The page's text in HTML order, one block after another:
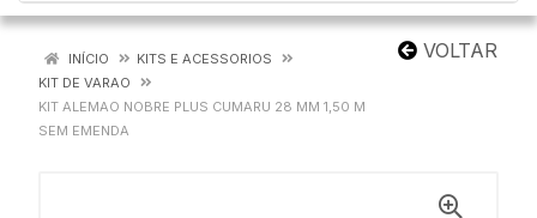
VOLTAR
INÍCIO
KITS E ACESSORIOS
KIT DE VARAO
KIT ALEMAO NOBRE PLUS CUMARU 28 MM 1,50 M
SEM EMENDA